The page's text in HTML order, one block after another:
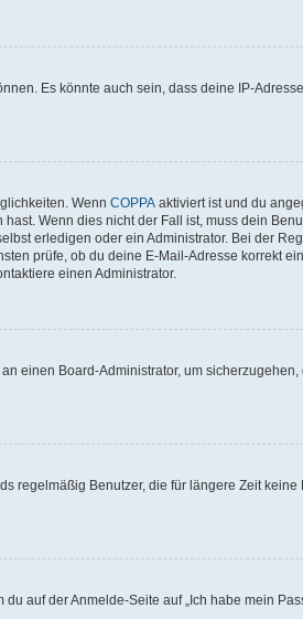
Es könnte auch sein, dass deine IP-
Wenn COPPA aktiviert ist und du
Wenn dies nicht der Fall ist, muss dein
erledigen oder ein Administrator. Bei der
prüfe, ob du deine E-Mail-Adresse korrekt
einen Administrator.
einen Board-Administrator, um sicherzugehen,
regelmäßig Benutzer, die für längere Zeit keine
auf der Anmelde-Seite auf „Ich habe mein